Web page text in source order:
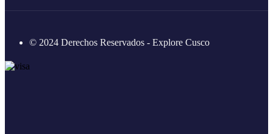
© 2024 Derechos Reservados - Explore Cusco